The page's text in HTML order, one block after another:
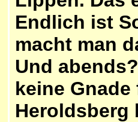
Endlich ist
macht man
Und
keine
Heroldsberg